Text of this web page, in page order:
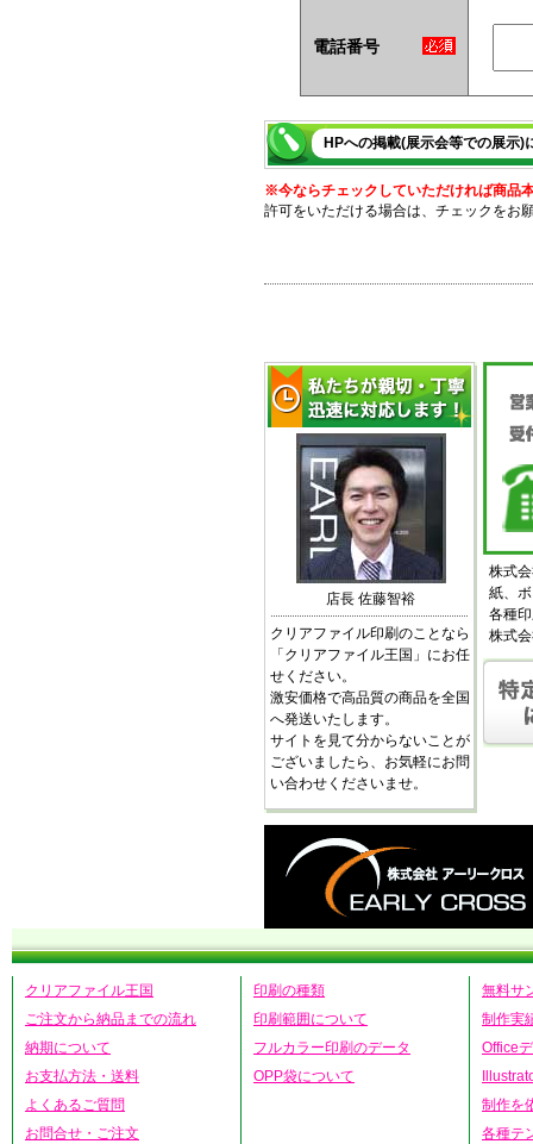
電話番号
HPへの掲載(展示会等での展示)
※今ならチェックしていただければ商品
許可をいただける場合は、チェックをお
店長 佐藤智裕
クリアファイル印刷のことなら
「クリアファイル王国」にお任
せください。
激安価格で高品質の商品を全国
へ発送いたします。
サイトを見て分からないことが
ございましたら、お気軽にお問
い合わせくださいませ。
株式
紙、
各種
株式
クリアファイル王国
ご注文から納品までの流れ
納期について
お支払方法・送料
よくあるご質問
お問合せ・ご注文
印刷の種類
印刷範囲について
フルカラー印刷のデータ
OPP袋について
無料サ
制作実
Office
制作を
各種テ